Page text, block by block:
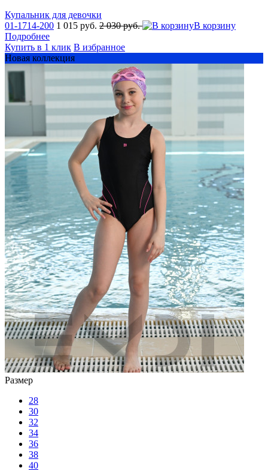
Купальник для девочки
01-1714-200 1 015 руб. 2 030 руб.
В корзину
Подробнее
Купить в 1 клик В избранное
Новая коллекция
Размер
28
30
32
34
36
38
40